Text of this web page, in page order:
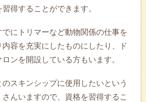
得することができます。
にトリマーなど動物関係の仕事を
内容を充実にしたものにしたり、ド
ンを開設している方もいます。
のスキンシップに使用したいという
んいますので、資格を習得するこ